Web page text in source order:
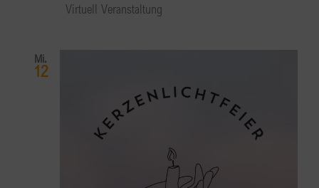
Virtuell Veranstaltung
Mi.
12